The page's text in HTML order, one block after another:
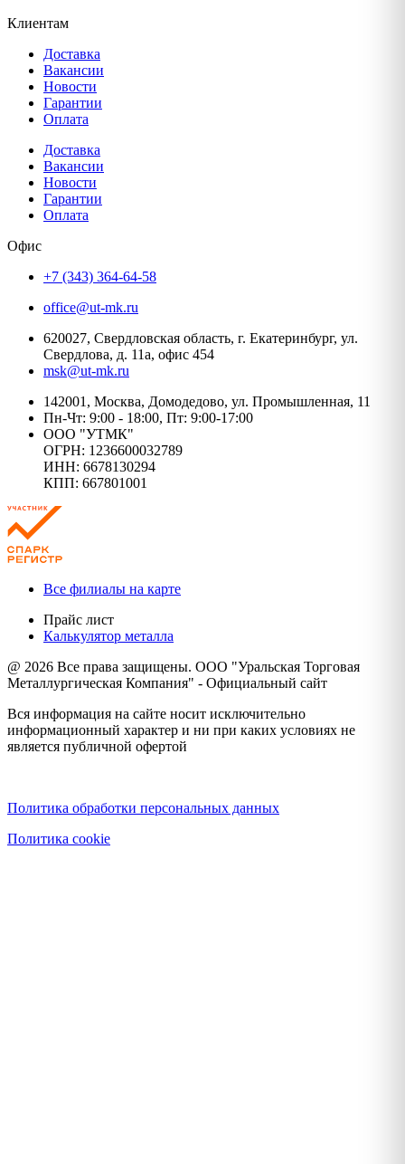
Клиентам
Доставка
Вакансии
Новости
Гарантии
Оплата
Доставка
Вакансии
Новости
Гарантии
Оплата
Офис
+7 (343) 364-64-58
office@ut-mk.ru
620027, Свердловская область, г. Екатеринбург, ул.
Свердлова, д. 11а, офис 454
msk@ut-mk.ru
142001, Москва, Домодедово, ул. Промышленная, 11
Пн-Чт: 9:00 - 18:00, Пт: 9:00-17:00
ООО "УТМК"
ОГРН: 1236600032789
ИНН: 6678130294
КПП: 667801001
Все филиалы на карте
Прайс лист
Калькулятор металла
@ 2026 Все права защищены. ООО "Уральская Торговая
Металлургическая Компания" - Официальный сайт
Вся информация на сайте носит исключительно
информационный характер и ни при каких условиях не
является публичной офертой
Политика обработки персональных данных
Политика cookie